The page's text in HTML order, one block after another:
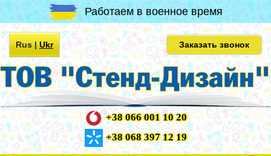
Работаем в военное время
Rus|Ukr Заказать звонок
+38 066 001 10 20
+38 068 397 12 19